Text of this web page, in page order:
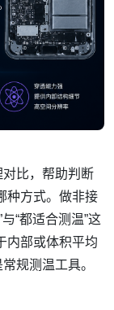
比，帮助判断
种方式。做非接
“都适合测温”这
内部或体积平均
规测温工具。